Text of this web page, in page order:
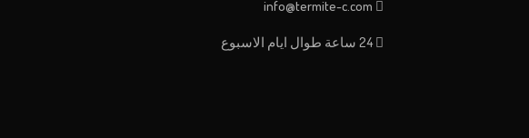
24 ساعة طوال ايام الاسبوع